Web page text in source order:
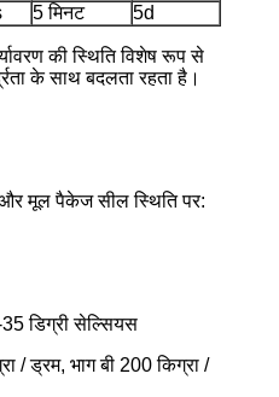
5 मिनट 5d
की स्थिति विशेष रूप से
के साथ बदलता रहता है।
और मूल पैकेज सील स्थिति पर:
डिग्री सेल्सियस
/ ड्रम, भाग बी 200 किग्रा /